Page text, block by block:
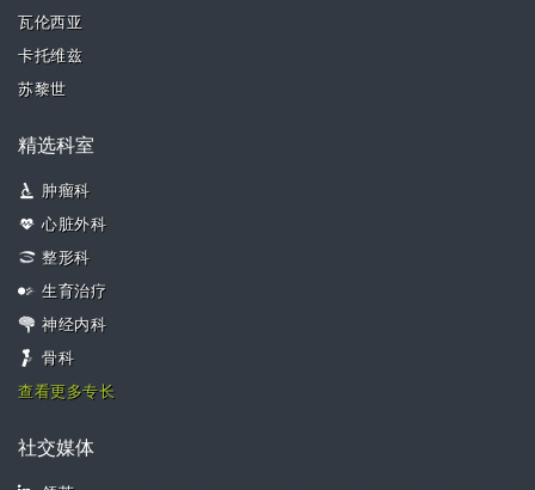
瓦伦西亚
卡托维兹
苏黎世
精选科室
肿瘤科
心脏外科
整形科
生育治疗
神经内科
骨科
查看更多专长
社交媒体